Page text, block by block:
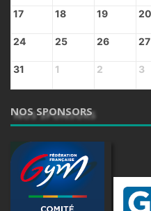
17 18 19 20
24 25 26 27
31 1 2 3
NOS SPONSORS